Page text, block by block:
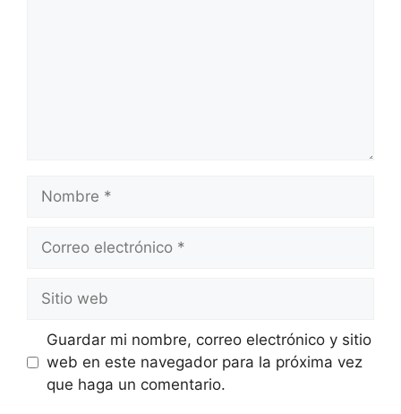
Guardar mi nombre, correo electrónico y sitio
web en este navegador para la próxima vez
que haga un comentario.